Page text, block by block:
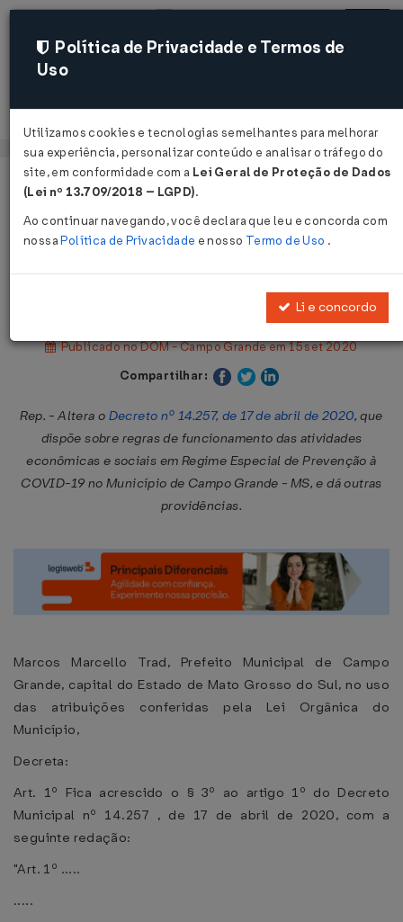
Acessar
Página Inicial
Legislações
Decreto Nº 14456 DE 14/09/2020
Publicado no DOM - Campo Grande em 15 set 2020
Compartilhar:
Rep. - Altera o Decreto nº 14.257, de 17 de abril de 2020, que
dispõe sobre regras de funcionamento das atividades
econômicas e sociais em Regime Especial de Prevenção à
COVID-19 no Município de Campo Grande - MS, e dá outras
providências.
Marcos Marcello Trad, Prefeito Municipal de Campo
Grande, capital do Estado de Mato Grosso do Sul, no uso
das atribuições conferidas pela Lei Orgânica do
Município,
Decreta:
Art. 1º Fica acrescido o § 3º ao artigo 1º do Decreto
Municipal nº 14.257 , de 17 de abril de 2020, com a
seguinte redação:
"Art. 1º .....
.....
Política de Privacidade e Termos de
Uso
Utilizamos cookies e tecnologias semelhantes para melhorar
sua experiência, personalizar conteúdo e analisar o tráfego do
site, em conformidade com a Lei Geral de Proteção de Dados
(Lei nº 13.709/2018 – LGPD).
Ao continuar navegando, você declara que leu e concorda com
nossaPolítica de Privacidade e nosso Termo de Uso .
Li e concordo